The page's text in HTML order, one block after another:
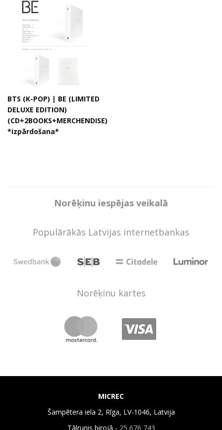
BTS (K-POP) | BE (LIMITED
DELUXE EDITION)
(CD+2BOOKS+MERCHENDISE)
*izpārdošana*
Norēķinu iespējas veikalā
Populārākās Latvijas internetbankas
Norēķinu kartes
MICREC
Šampētera iela 2, Rīga, LV-1046, Latvija
Tālrunis birojā - 25 676 743